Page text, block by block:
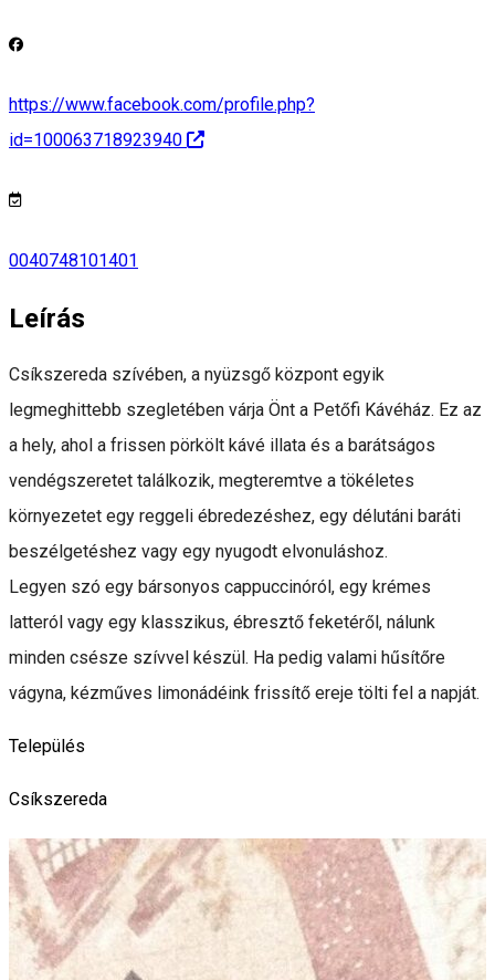
https://www.facebook.com/profile.php?
id=100063718923940
0040748101401
Leírás
Csíkszereda szívében, a nyüzsgő központ egyik
legmeghittebb szegletében várja Önt a Petőfi Kávéház. Ez az
a hely, ahol a frissen pörkölt kávé illata és a barátságos
vendégszeretet találkozik, megteremtve a tökéletes
környezetet egy reggeli ébredezéshez, egy délutáni baráti
beszélgetéshez vagy egy nyugodt elvonuláshoz.
Legyen szó egy bársonyos cappuccinóról, egy krémes
latteról vagy egy klasszikus, ébresztő feketéről, nálunk
minden csésze szívvel készül. Ha pedig valami hűsítőre
vágyna, kézműves limonádéink frissítő ereje tölti fel a napját.
Település
Csíkszereda